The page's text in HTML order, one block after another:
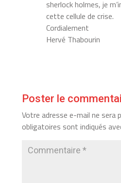
sherlock holmes, je
cette cellule de crise.
Cordialement
Hervé Thabourin
Poster le
Votre adresse e-mail ne sera
obligatoires sont indiqués